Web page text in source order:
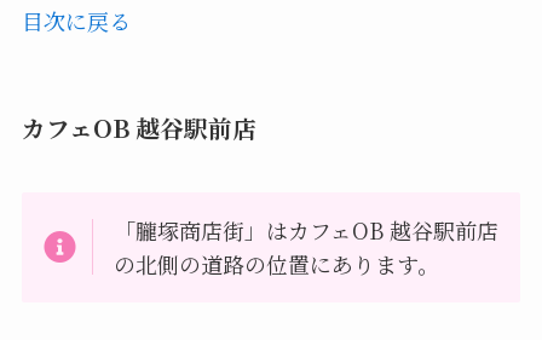
目次に戻る
カフェOB 越谷駅前店
「朧塚商店街」はカフェOB 越谷駅前店
の北側の道路の位置にあります。